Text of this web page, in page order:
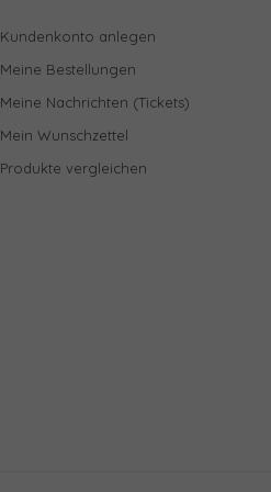
Kundenkonto anlegen
Meine Bestellungen
Meine Nachrichten (Tickets)
Mein Wunschzettel
Produkte vergleichen